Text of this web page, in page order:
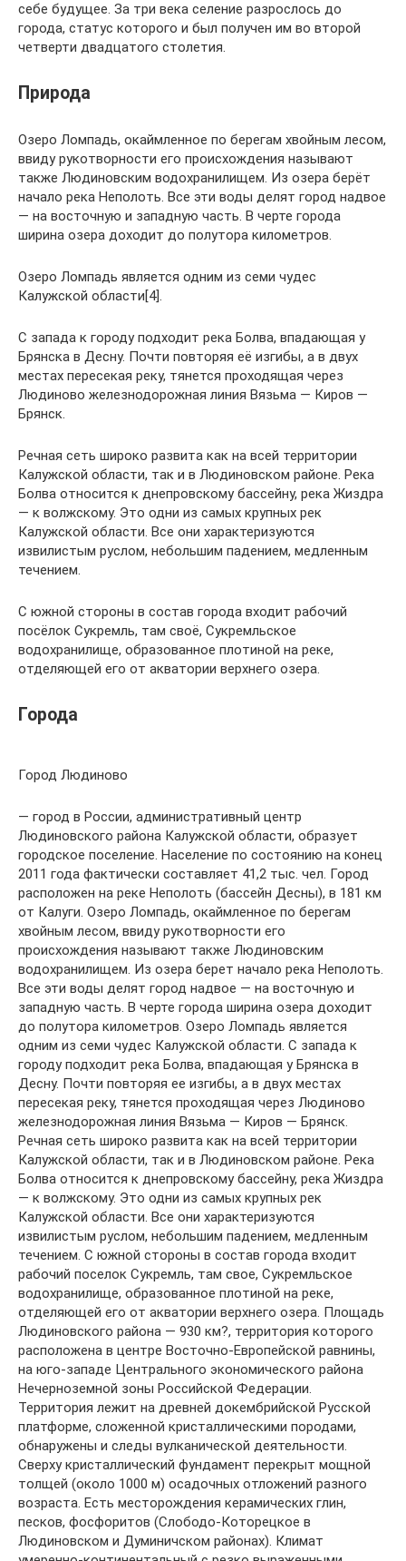
себе будущее. За три века селение разрослось до
города, статус которого и был получен им во второй
четверти двадцатого столетия.
Природа
Озеро Ломпадь, окаймленное по берегам хвойным лесом,
ввиду рукотворности его происхождения называют
также Людиновским водохранилищем. Из озера берёт
начало река Неполоть. Все эти воды делят город надвое
— на восточную и западную часть. В черте города
ширина озера доходит до полутора километров.
Озеро Ломпадь является одним из семи чудес
Калужской области[4].
С запада к городу подходит река Болва, впадающая у
Брянска в Десну. Почти повторяя её изгибы, а в двух
местах пересекая реку, тянется проходящая через
Людиново железнодорожная линия Вязьма — Киров —
Брянск.
Речная сеть широко развита как на всей территории
Калужской области, так и в Людиновском районе. Река
Болва относится к днепровскому бассейну, река Жиздра
— к волжскому. Это одни из самых крупных рек
Калужской области. Все они характеризуются
извилистым руслом, небольшим падением, медленным
течением.
С южной стороны в состав города входит рабочий
посёлок Сукремль, там своё, Сукремльское
водохранилище, образованное плотиной на реке,
отделяющей его от акватории верхнего озера.
Города
Город Людиново
— город в России, административный центр
Людиновского района Калужской области, образует
городское поселение. Население по состоянию на конец
2011 года фактически составляет 41,2 тыс. чел. Город
расположен на реке Неполоть (бассейн Десны), в 181 км
от Калуги. Озеро Ломпадь, окаймленное по берегам
хвойным лесом, ввиду рукотворности его
происхождения называют также Людиновским
водохранилищем. Из озера берет начало река Неполоть.
Все эти воды делят город надвое — на восточную и
западную часть. В черте города ширина озера доходит
до полутора километров. Озеро Ломпадь является
одним из семи чудес Калужской области. С запада к
городу подходит река Болва, впадающая у Брянска в
Десну. Почти повторяя ее изгибы, а в двух местах
пересекая реку, тянется проходящая через Людиново
железнодорожная линия Вязьма — Киров — Брянск.
Речная сеть широко развита как на всей территории
Калужской области, так и в Людиновском районе. Река
Болва относится к днепровскому бассейну, река Жиздра
— к волжскому. Это одни из самых крупных рек
Калужской области. Все они характеризуются
извилистым руслом, небольшим падением, медленным
течением. С южной стороны в состав города входит
рабочий поселок Сукремль, там свое, Сукремльское
водохранилище, образованное плотиной на реке,
отделяющей его от акватории верхнего озера. Площадь
Людиновского района — 930 км?, территория которого
расположена в центре Восточно-Европейской равнины,
на юго-западе Центрального экономического района
Нечерноземной зоны Российской Федерации.
Территория лежит на древней докембрийской Русской
платформе, сложенной кристаллическими породами,
обнаружены и следы вулканической деятельности.
Сверху кристаллический фундамент перекрыт мощной
толщей (около 1000 м) осадочных отложений разного
возраста. Есть месторождения керамических глин,
песков, фосфоритов (Слободо-Которецкое в
Людиновском и Думиничском районах). Климат